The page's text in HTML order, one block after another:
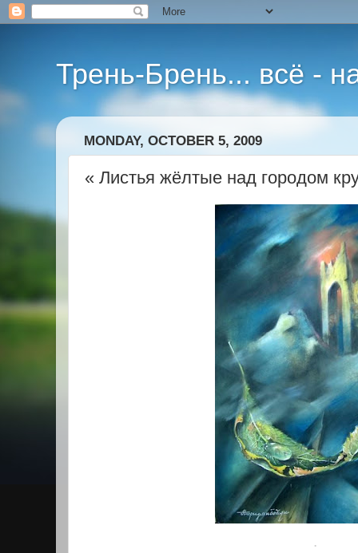
Трень-Брень... всё -
MONDAY, OCTOBER 5, 2009
« Листья жёлтые над городом
.